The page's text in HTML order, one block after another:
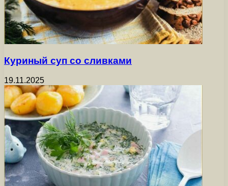
Куриный суп со сливками
19.11.2025